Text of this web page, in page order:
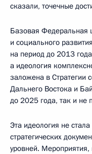
сказали, точечные
Базовая Федеральная
и социального
на период до 2013
а идеология
заложена в Стратегии
Дальнего Востока и
до 2025 года, так и не
Эта идеология не
стратегических
уровней. Мероприятия,